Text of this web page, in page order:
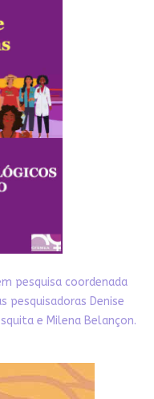
pesquisa coordenada
pesquisadoras Denise
e Milena Belançon.